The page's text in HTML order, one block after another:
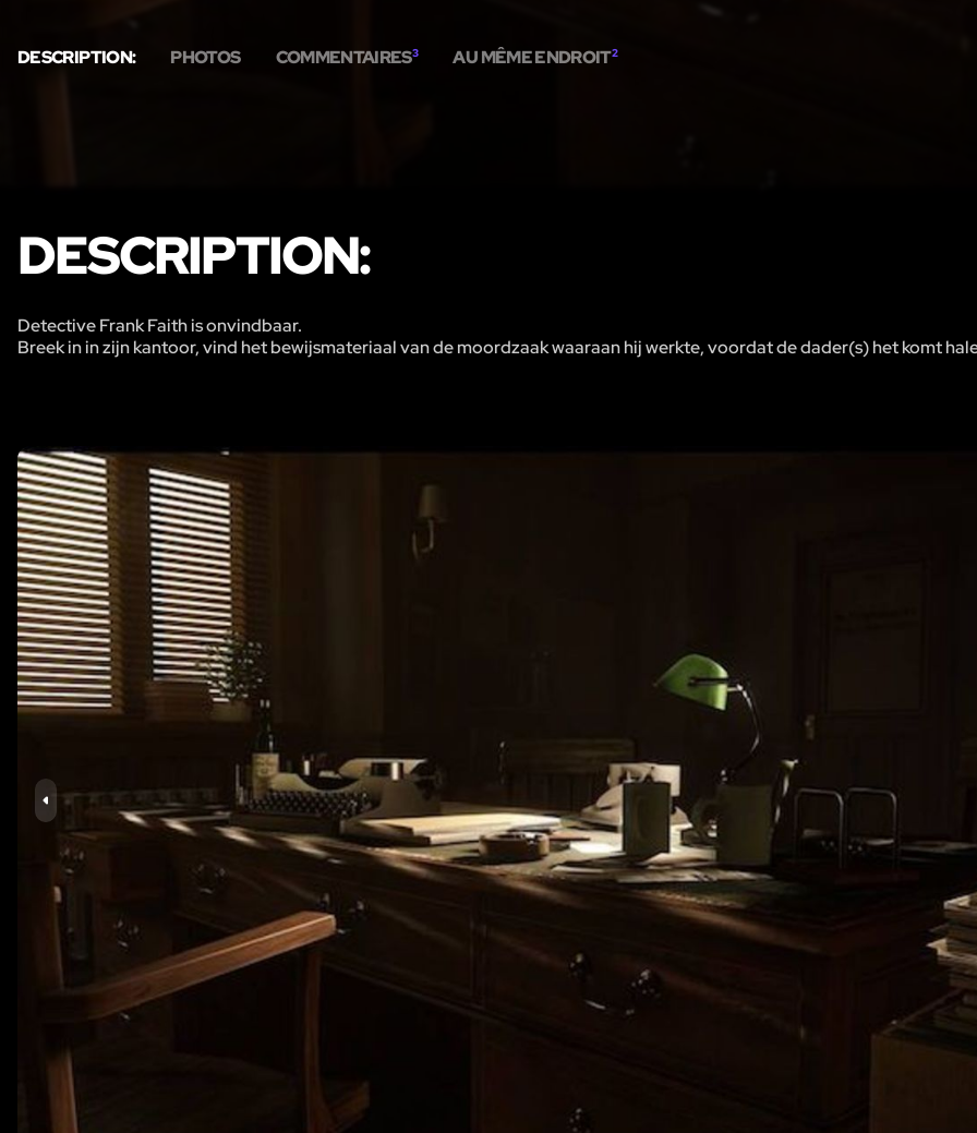
DESCRIPTION: PHOTOS COMMENTAIRES3 AU MÊME ENDROIT2
DESCRIPTION:
Detective Frank Faith is onvindbaar.
Breek in in zijn kantoor, vind het bewijsmateriaal van de moordzaak waaraan hij werkte, voordat de dader(s) het komt